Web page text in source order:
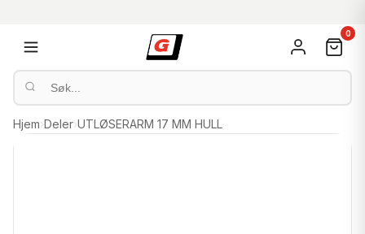
0
Hjem›Deler›UTLØSERARM 17 MM HULL